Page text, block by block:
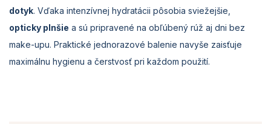
dotyk. Vďaka intenzívnej hydratácii pôsobia sviežejšie,
opticky plnšie a sú pripravené na obľúbený rúž aj dni bez
make-upu. Praktické jednorazové balenie navyše zaisťuje
maximálnu hygienu a čerstvosť pri každom použití.